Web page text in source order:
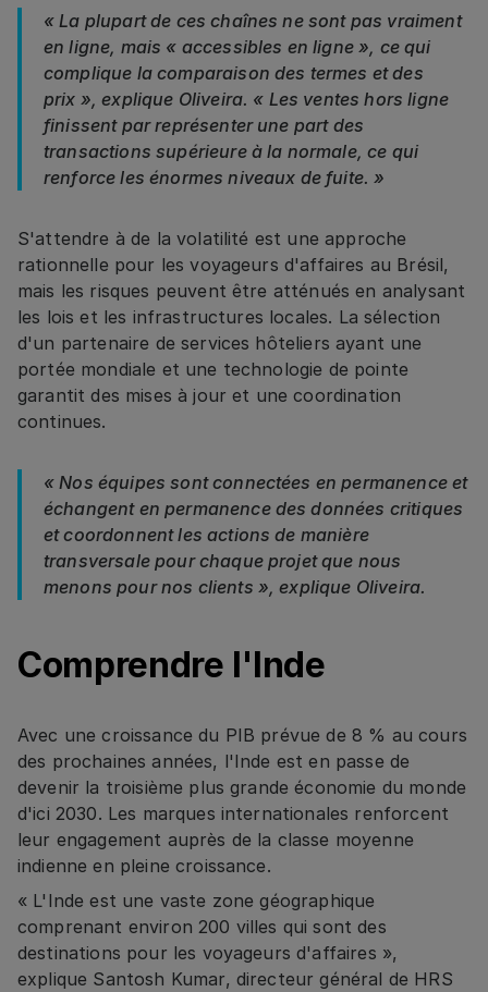
« La plupart de ces chaînes ne sont pas vraiment
en ligne, mais « accessibles en ligne », ce qui
complique la comparaison des termes et des
prix », explique Oliveira. « Les ventes hors ligne
finissent par représenter une part des
transactions supérieure à la normale, ce qui
renforce les énormes niveaux de fuite. »
S'attendre à de la volatilité est une approche
rationnelle pour les voyageurs d'affaires au Brésil,
mais les risques peuvent être atténués en analysant
les lois et les infrastructures locales. La sélection
d'un partenaire de services hôteliers ayant une
portée mondiale et une technologie de pointe
garantit des mises à jour et une coordination
continues.
« Nos équipes sont connectées en permanence et
échangent en permanence des données critiques
et coordonnent les actions de manière
transversale pour chaque projet que nous
menons pour nos clients », explique Oliveira.
Comprendre l'Inde
Avec une croissance du PIB prévue de 8 % au cours
des prochaines années, l'Inde est en passe de
devenir la troisième plus grande économie du monde
d'ici 2030. Les marques internationales renforcent
leur engagement auprès de la classe moyenne
indienne en pleine croissance.
« L'Inde est une vaste zone géographique
comprenant environ 200 villes qui sont des
destinations pour les voyageurs d'affaires »,
explique Santosh Kumar, directeur général de HRS